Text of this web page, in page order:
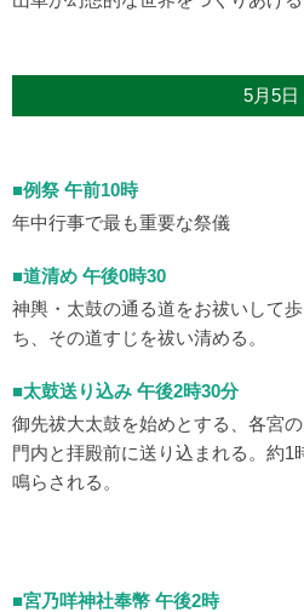
5月5日
■例祭 午前10時
年中行事で最も重要な祭儀
■道清め 午後0時30
神輿・太鼓の通る道をお祓いして
ち、その道すじを祓い清める。
■太鼓送り込み 午後2時30分
御先祓大太鼓を始めとする、各宮
門内と拝殿前に送り込まれる。約1
鳴らされる。
■宮乃咩神社奉幣 午後2時